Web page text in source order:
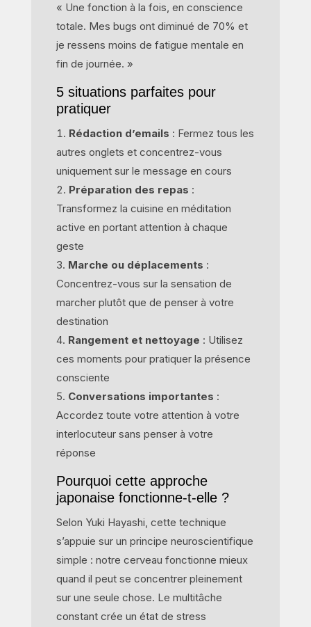
« Une fonction à la fois, en conscience
totale. Mes bugs ont diminué de 70% et
je ressens moins de fatigue mentale en
fin de journée. »
5 situations parfaites pour
pratiquer
Rédaction d’emails : Fermez tous les
autres onglets et concentrez-vous
uniquement sur le message en cours
Préparation des repas :
Transformez la cuisine en méditation
active en portant attention à chaque
geste
Marche ou déplacements :
Concentrez-vous sur la sensation de
marcher plutôt que de penser à votre
destination
Rangement et nettoyage : Utilisez
ces moments pour pratiquer la présence
consciente
Conversations importantes :
Accordez toute votre attention à votre
interlocuteur sans penser à votre
réponse
Pourquoi cette approche
japonaise fonctionne-t-elle ?
Selon Yuki Hayashi, cette technique
s’appuie sur un principe neuroscientifique
simple : notre cerveau fonctionne mieux
quand il peut se concentrer pleinement
sur une seule chose. Le multitâche
constant crée un état de stress